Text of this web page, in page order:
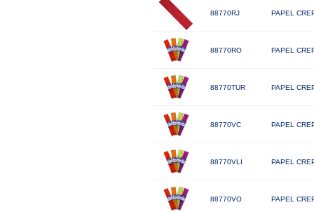
88770RJ PAPEL
88770RO PAPEL
88770TUR PAPEL
88770VC PAPEL
88770VLI PAPEL
88770VO PAPEL